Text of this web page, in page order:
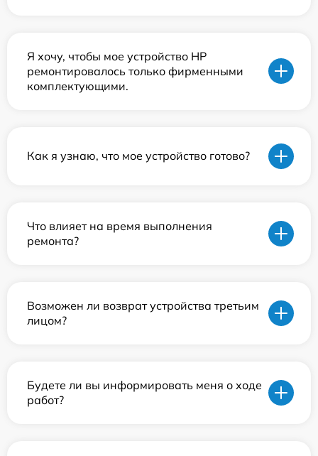
Я хочу, чтобы мое устройство HP
ремонтировалось только фирменными
комплектующими.
Как я узнаю, что мое устройство готово?
Что влияет на время выполнения
ремонта?
Возможен ли возврат устройства третьим
лицом?
Будете ли вы информировать меня о ходе
работ?